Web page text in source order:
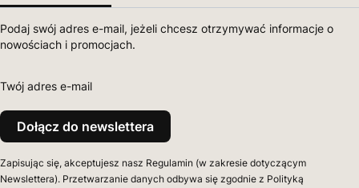
Podaj swój adres e-mail, jeżeli chcesz otrzymywać informacje o
nowościach i promocjach.
Twój adres e-mail
Dołącz do newslettera
Zapisując się, akceptujesz nasz Regulamin (w zakresie dotyczącym
Newslettera). Przetwarzanie danych odbywa się zgodnie z Polityką